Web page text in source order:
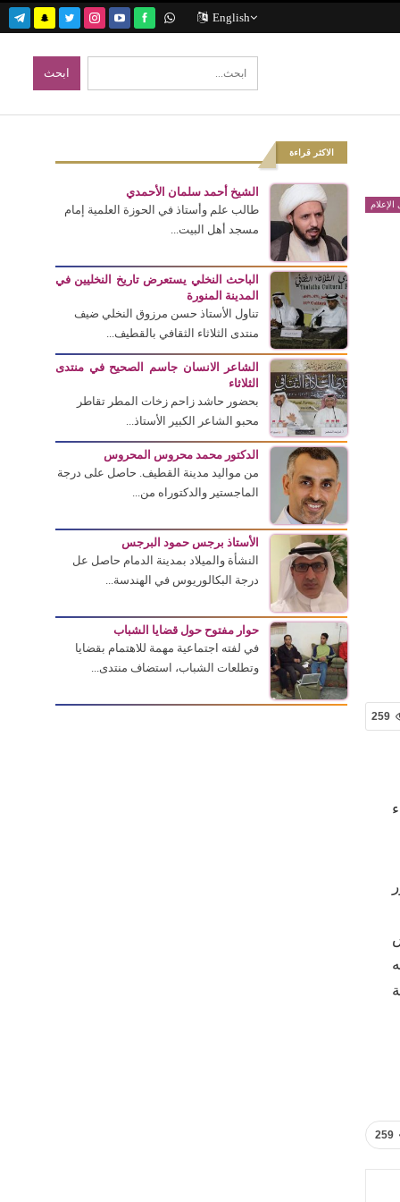
English
259
259
الاكثر قراءة
الشيخ أحمد سلمان الأحمدي
طالب علم وأستاذ في الحوزة العلمية إمام
مسجد أهل البيت...
الباحث النخلي يستعرض تاريخ النخليين في
المدينة المنورة
تناول الأستاذ حسن مرزوق النخلي ضيف
منتدى الثلاثاء الثقافي بالقطيف...
الشاعر الانسان جاسم الصحيح في منتدى
الثلاثاء
بحضور حاشد زاحم زخات المطر تقاطر
محبو الشاعر الكبير الأستاذ...
الدكتور محمد محروس المحروس
من مواليد مدينة القطيف. حاصل على درجة
الماجستير والدكتوراه من...
الأستاذ برجس حمود البرجس
النشأة والميلاد بمدينة الدمام حاصل عل
درجة البكالوريوس في الهندسة...
حوار مفتوح حول قضايا الشباب
في لفته اجتماعية مهمة للاهتمام بقضايا
وتطلعات الشباب، استضاف منتدى...